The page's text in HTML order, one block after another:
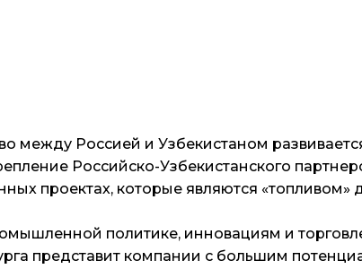
между Россией и Узбекистаном
Российско-Узбекистанского
проектах, которые являются «топливом»
политике, инновациям и
представит компании с большим